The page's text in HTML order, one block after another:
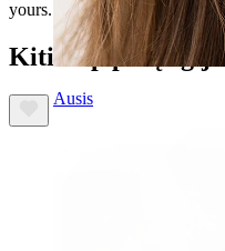
Ausis
yours.
Kiti taip pat įsigijo